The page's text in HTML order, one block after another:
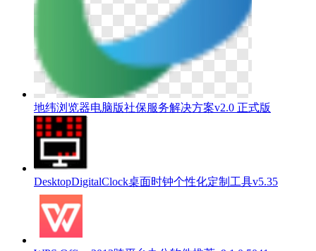
地纬浏览器电脑版社保服务解决方案v2.0 正式版
DesktopDigitalClock桌面时钟个性化定制工具v5.35